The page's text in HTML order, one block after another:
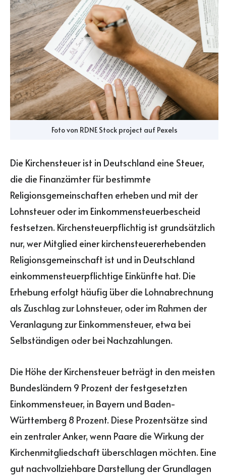
Foto von RDNE Stock project auf Pexels
Die Kirchensteuer ist in Deutschland eine Steuer,
die die Finanzämter für bestimmte
Religionsgemeinschaften erheben und mit der
Lohnsteuer oder im Einkommensteuerbescheid
festsetzen. Kirchensteuerpflichtig ist grundsätzlich
nur, wer Mitglied einer kirchensteuererhebenden
Religionsgemeinschaft ist und in Deutschland
einkommensteuerpflichtige Einkünfte hat. Die
Erhebung erfolgt häufig über die Lohnabrechnung
als Zuschlag zur Lohnsteuer, oder im Rahmen der
Veranlagung zur Einkommensteuer, etwa bei
Selbständigen oder bei Nachzahlungen.
Die Höhe der Kirchensteuer beträgt in den meisten
Bundesländern 9 Prozent der festgesetzten
Einkommensteuer, in Bayern und Baden-
Württemberg 8 Prozent. Diese Prozentsätze sind
ein zentraler Anker, wenn Paare die Wirkung der
Kirchenmitgliedschaft überschlagen möchten. Eine
gut nachvollziehbare Darstellung der Grundlagen